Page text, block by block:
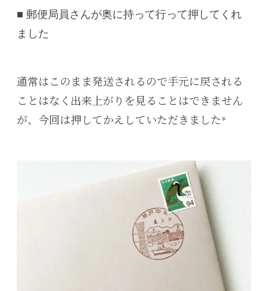
■ 郵便局員さんが奥に持って行って押してくれ
ました
通常はこのまま発送されるので手元に戻される
ことはなく出来上がりを見ることはできません
が、今回は押してかえしていただきました*